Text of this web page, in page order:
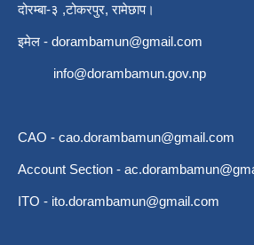
दोरम्बा-३ ,टोकरपुर, रामेछाप।
इमेल - dorambamun@gmail.com
info@dorambamun.gov.np
CAO - cao.dorambamun@gmail.com
Account Section -
ITO - ito.dorambamun@gmail.com